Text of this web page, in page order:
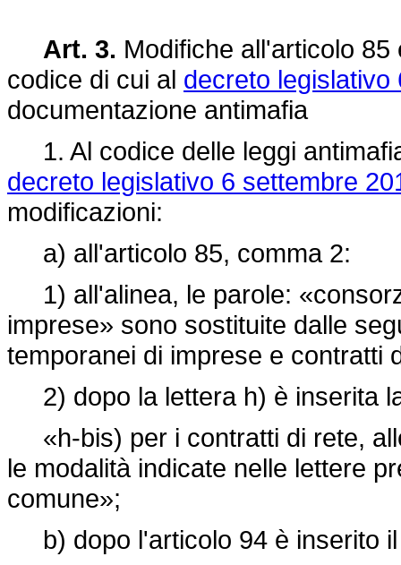
Art. 3. Modifiche all'articolo
codice di cui al decreto legislativo
documentazione antimafia
1. Al codice delle leggi
decreto legislativo 6 settembre
modificazioni:
a) all'articolo 85, comma 2:
1) all'alinea, le parole:
imprese» sono sostituite dalle
temporanei di imprese e contratti
2) dopo la lettera h) è inserita
«h-bis) per i contratti di rete,
le modalità indicate nelle lettere
comune»;
b) dopo l'articolo 94 è inserito il